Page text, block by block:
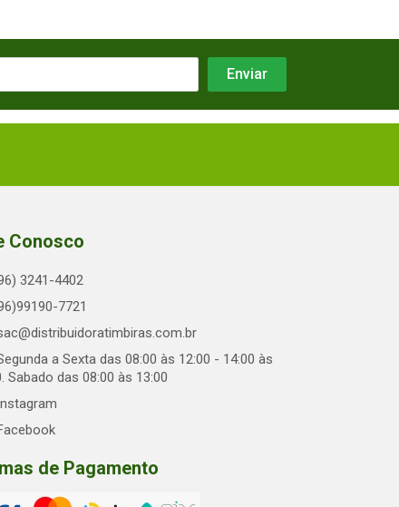
Conosco
3241-4402
7721
a Sexta das 08:00 às 12:00 - 14:00 às
Sabado das 08:00 às 13:00
de Pagamento